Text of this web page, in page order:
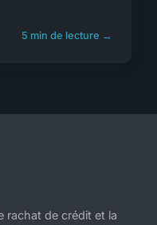
5 min de lecture →
rachat de crédit et la